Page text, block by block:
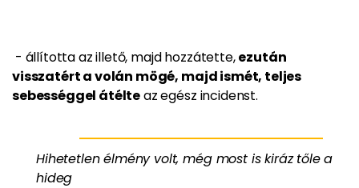
- állította az illető, majd hozzátette,ezután
visszatért a volán mögé, majd ismét, teljes
sebességgel átélteaz egész incidenst.
Hihetetlen élmény volt, még most is kiráz tőle a
hideg